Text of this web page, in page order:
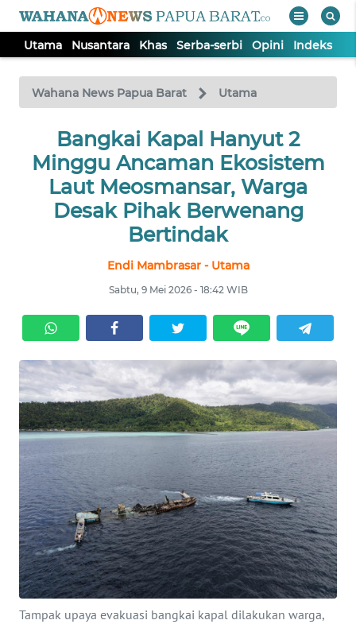
Utama Nusantara Khas Serba-serbi Opini Indeks
Wahana News Papua Barat Utama
Bangkai Kapal Hanyut 2
Minggu Ancaman Ekosistem
Laut Meosmansar, Warga
Desak Pihak Berwenang
Bertindak
Endi Mambrasar - Utama
Sabtu, 9 Mei 2026 - 18:42 WIB
Tampak upaya evakuasi bangkai kapal dilakukan warga,
TV
Tutup
UTAMA
NUSANTARA
OPINI
Informasi
INDEKS
BERITA
KONTAK
KAMI
INFO
IKLAN
TENTANG
KAMI